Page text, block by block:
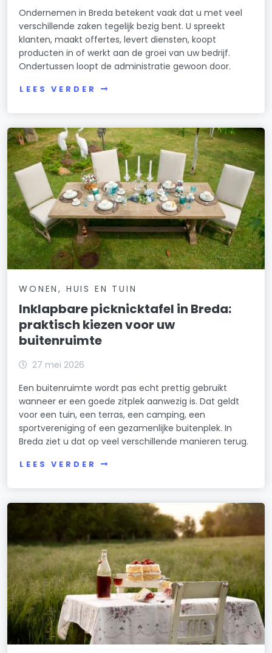
Ondernemen in Breda betekent vaak dat u met veel
verschillende zaken tegelijk bezig bent. U spreekt
klanten, maakt offertes, levert diensten, koopt
producten in of werkt aan de groei van uw bedrijf.
Ondertussen loopt de administratie gewoon door.
LEES VERDER
WONEN, HUIS EN TUIN
Inklapbare picknicktafel in Breda:
praktisch kiezen voor uw
buitenruimte
27 mei 2026
Een buitenruimte wordt pas echt prettig gebruikt
wanneer er een goede zitplek aanwezig is. Dat geldt
voor een tuin, een terras, een camping, een
sportvereniging of een gezamenlijke buitenplek. In
Breda ziet u dat op veel verschillende manieren terug.
LEES VERDER